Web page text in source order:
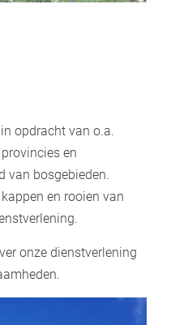
opdracht van o.a.
en
van bosgebieden.
en rooien van
onze dienstverlening